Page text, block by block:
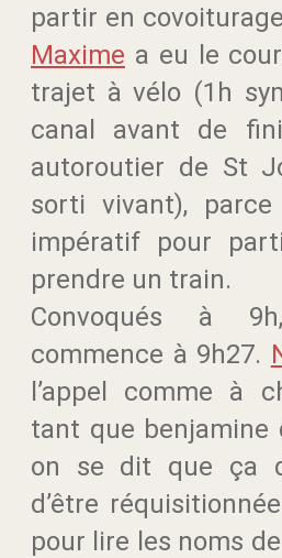
partir en
Maxime a eu le
trajet à vélo (1h
canal avant de
autoroutier de St
sorti vivant),
impératif pour
prendre un train.
Convoqués à
commence à 9h27.
l’appel comme à
tant que benjamine
on se dit que ça
d’être
pour lire les noms